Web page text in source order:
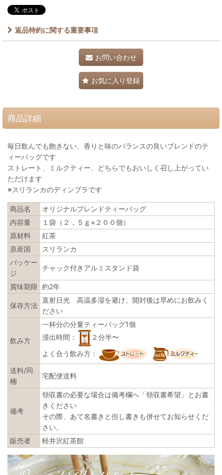
返品特約に関する重要事項
お問い合わせ
お気に入り登録
商品詳細
毎日飲んでも飽きない、香りと味のバランスの良いブレンドのテ
ィーバッグです
ストレート、ミルクティー、どちらでもおいしく召し上がってい
ただけます
※スリランカのディンブラです
商品名
オリジナルブレンドティーバッグ
内容量
１袋（２，５ｇ×２００個）
原材料
紅茶
原産国
スリランカ
パッケー
ジ
チャック付きアルミスタンド袋
賞味期限 約2年
保存方法
直射日光 高温多湿を避け、開封後は早めにお飲みく
ださい
飲み方
一杯分の分量ティーバッグ1個
浸出時間：
２分半〜
よく合う飲み方：
送料/同
梱
宅配便送料
備考
領収書の必要な場合は備考欄へ「領収書希望」とお書
きください
その際、あて名書きと但し書きも併せてお知らせくだ
さい。
販売者
軽井沢紅茶館